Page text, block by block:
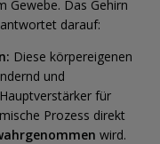
Gewebe. Das Gehirn
darauf:
Diese körpereigenen
und
für
Prozess direkt
wird.